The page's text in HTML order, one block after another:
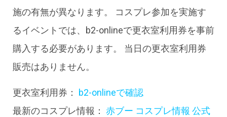
施の有無が異なります。 コスプレ参加を実施す
るイベントでは、b2-onlineで更衣室利用券を事前
購入する必要があります。 当日の更衣室利用券
販売はありません。
更衣室利用券：
b2-onlineで確認
最新のコスプレ情報： 赤ブー コスプレ情報 公式